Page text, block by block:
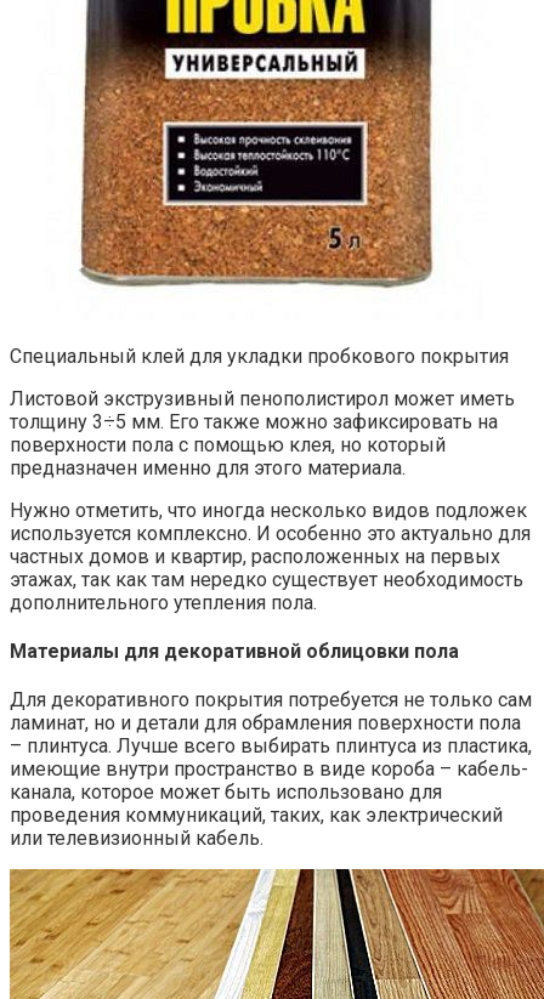
Специальный клей для укладки пробкового покрытия
Листовой экструзивный пенополистирол может иметь
толщину 3÷5 мм. Его также можно зафиксировать на
поверхности пола с помощью клея, но который
предназначен именно для этого материала.
Нужно отметить, что иногда несколько видов подложек
используется комплексно. И особенно это актуально для
частных домов и квартир, расположенных на первых
этажах, так как там нередко существует необходимость
дополнительного утепления пола.
Материалы для декоративной облицовки пола
Для декоративного покрытия потребуется не только сам
ламинат, но и детали для обрамления поверхности пола
– плинтуса. Лучше всего выбирать плинтуса из пластика,
имеющие внутри пространство в виде короба – кабель-
канала, которое может быть использовано для
проведения коммуникаций, таких, как электрический
или телевизионный кабель.